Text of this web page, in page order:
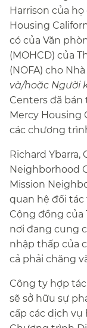
Harrison của họ
Housing
có của Văn
(MOHCD) của
(NOFA) cho Nhà
và/hoặc Người
Centers đã
Mercy Housing
các chương
Richard Ybarra,
Neighborhood
Mission
quan hệ đối tác
Cộng đồng của
nơi đang cung
nhập thấp của
cả phải chăng
Công ty hợp
sẽ sở hữu sự
cấp các dịch vụ